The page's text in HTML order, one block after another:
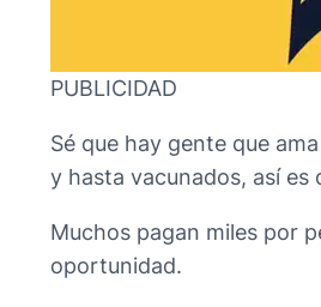
PUBLICIDAD
Sé que hay gente que
y hasta vacunados, así es
Muchos pagan miles por
oportunidad.